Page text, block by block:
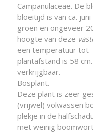
Campanulaceae. De
bloeitijd is van ca.
groen en ongeveer
hoogte van deze
een temperatuur tot
plantafstand is 58
verkrijgbaar.
Bosplant.
Deze plant is zeer
(vrijwel) volwassen
plekje in de
met weinig